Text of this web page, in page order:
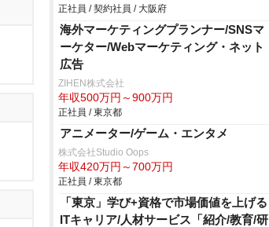
正社員 / 契約社員 / 大阪府
海外マーケティングプランナー/SNSマ
ーケター/Webマーケティング・ネット
広告
ZIHEN株式会社
年収500万円～900万円
正社員 / 東京都
アニメーター/ゲーム・エンタメ
株式会社Studio Oops
年収420万円～700万円
正社員 / 東京都
「東京」学び+資格で市場価値を上げる
ITキャリア/人材サービス「紹介/教育/研